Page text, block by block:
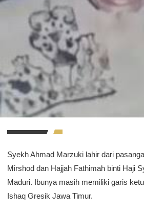
Syekh Ahmad Marzuki lahir dari
Mirshod dan Hajjah Fathimah binti Haji
Maduri. Ibunya masih memiliki garis
Ishaq Gresik Jawa Timur.